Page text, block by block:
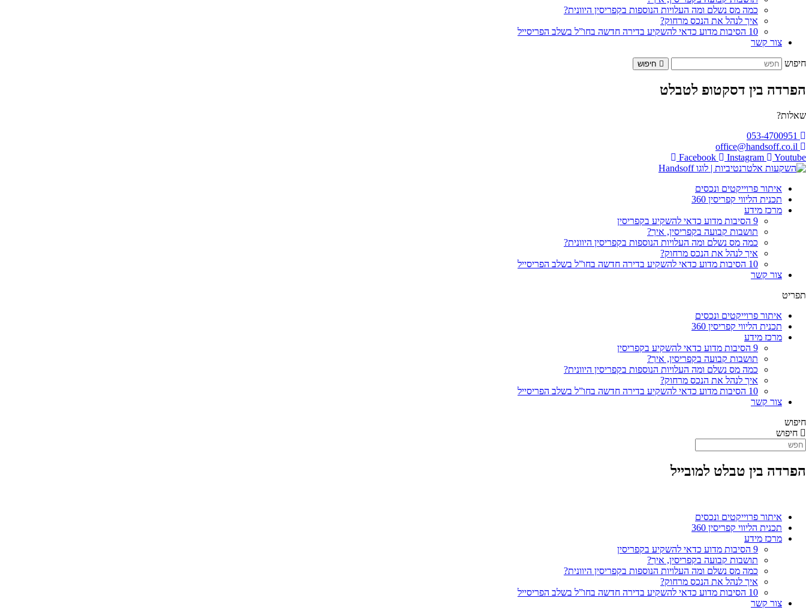
כמה מס נשלם ומה העלויות הנוספות בקפריסין היוונית?
איך לנהל את הנכס מרחוק?
10 הסיבות מדוע כדאי להשקיע בדירה חדשה בחו”ל בשלב הפריסייל
צור קשר
חיפוש חיפוש
הפרדה בין דסקטופ לטבלט
שאלות?
053-4700951
office@handsoff.co.il
Facebook
Instagram Youtube
איתור פרוייקטים ונכסים
תכנית הליווי קפריסין 360
מרכז מידע
9 הסיבות מדוע כדאי להשקיע בקפריסין
תושבות קבועה בקפריסין, איך?
כמה מס נשלם ומה העלויות הנוספות בקפריסין היוונית?
איך לנהל את הנכס מרחוק?
10 הסיבות מדוע כדאי להשקיע בדירה חדשה בחו”ל בשלב הפריסייל
צור קשר
תפריט
איתור פרוייקטים ונכסים
תכנית הליווי קפריסין 360
מרכז מידע
9 הסיבות מדוע כדאי להשקיע בקפריסין
תושבות קבועה בקפריסין, איך?
כמה מס נשלם ומה העלויות הנוספות בקפריסין היוונית?
איך לנהל את הנכס מרחוק?
10 הסיבות מדוע כדאי להשקיע בדירה חדשה בחו”ל בשלב הפריסייל
צור קשר
חיפוש
חיפוש
הפרדה בין טבלט למובייל
איתור פרוייקטים ונכסים
תכנית הליווי קפריסין 360
מרכז מידע
9 הסיבות מדוע כדאי להשקיע בקפריסין
תושבות קבועה בקפריסין, איך?
כמה מס נשלם ומה העלויות הנוספות בקפריסין היוונית?
איך לנהל את הנכס מרחוק?
10 הסיבות מדוע כדאי להשקיע בדירה חדשה בחו”ל בשלב הפריסייל
צור קשר